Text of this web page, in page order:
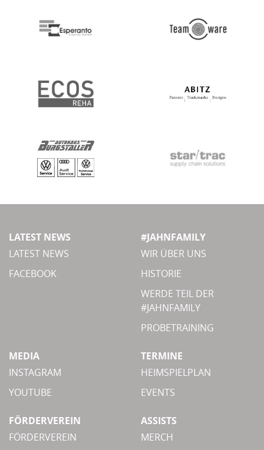
LATEST NEWS
LATEST NEWS
FACEBOOK
#JAHNFAMILY
WIR ÜBER UNS
HISTORIE
WERDE TEIL DER
#JAHNFAMILY
PROBETRAINING
MEDIA
INSTAGRAM
YOUTUBE
TERMINE
HEIMSPIELPLAN
EVENTS
FÖRDERVEREIN
FÖRDERVEREIN
ASSISTS
MERCH